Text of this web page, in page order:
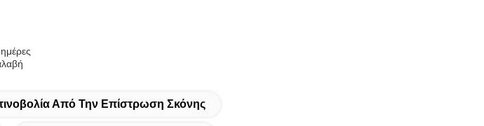
Από Την Επίστρωση Σκόνης